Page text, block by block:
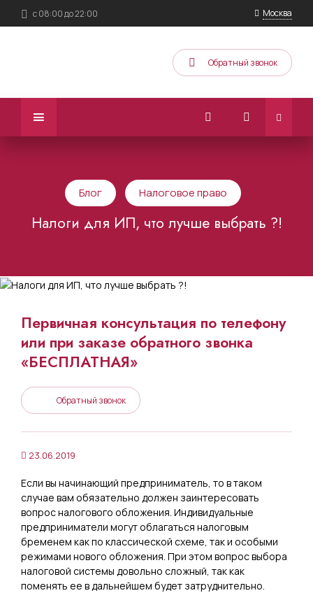
с 08:00 до 22:00 Москва
Обратный звонок
Блог Налоговое право
Налоги для ИП, что лучше выбрать ?!
Первичная консультация по телефону
или при заказе обратного звонка
«БЕСПЛАТНАЯ»
Обратный звонок
23.06.2019
Если вы начинающий предприниматель, то в таком
случае вам обязательно должен заинтересовать
вопрос налогового обложения. Индивидуальные
предприниматели могут облагаться налоговым
бременем как по классической схеме, так и особыми
режимами нового обложения. При этом вопрос выбора
налоговой системы довольно сложный, так как
поменять ее в дальнейшем будет затруднительно.